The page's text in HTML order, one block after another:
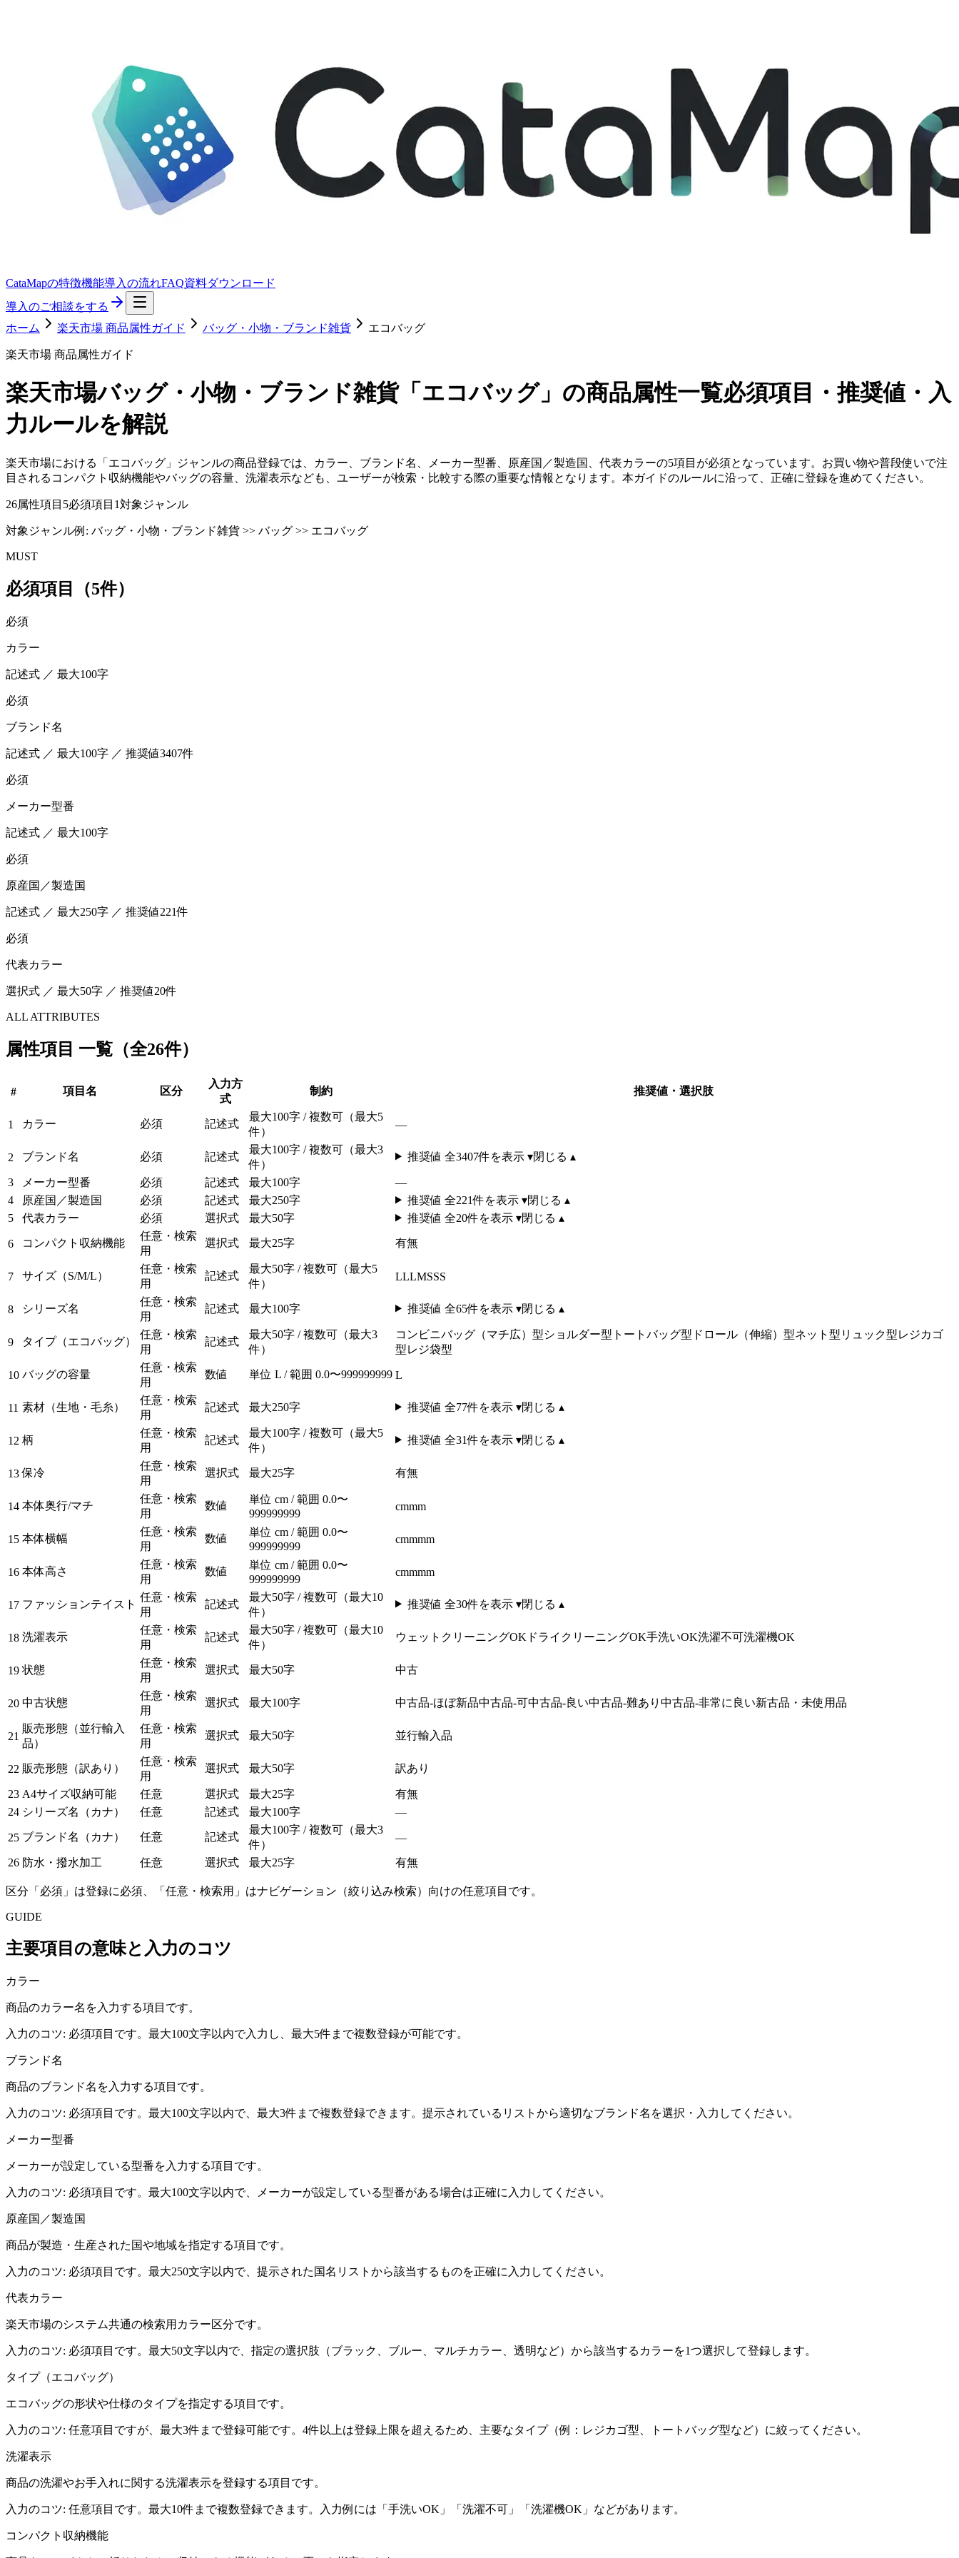
CataMapの特徴機能導入の流れFAQ資料ダウンロード
導入のご相談をする
ホーム
楽天市場 商品属性ガイド バッグ・小物・ブランド雑貨 エコバッグ
楽天市場 商品属性ガイド
楽天市場バッグ・小物・ブランド雑貨「エコバッグ」 の商品属性一覧必須項目・推奨値・入
力ルールを解説
楽天市場における「エコバッグ」ジャンルの商品登録では、カラー、ブランド名、メーカー型番、原産国／製造国、代表カラーの5項目が必須となっています。お買い物や普段使いで注
目されるコンパクト収納機能やバッグの容量、洗濯表示なども、ユーザーが検索・比較する際の重要な情報となります。本ガイドのルールに沿って、正確に登録を進めてください。
26属性項目 5必須項目 1対象ジャンル
対象ジャンル例: バッグ・小物・ブランド雑貨 >> バッグ >> エコバッグ
MUST
必須項目（5件）
必須
カラー
記述式 ／ 最大100字
必須
ブランド名
記述式 ／ 最大100字 ／ 推奨値3407件
必須
メーカー型番
記述式 ／ 最大100字
必須
原産国／製造国
記述式 ／ 最大250字 ／ 推奨値221件
必須
代表カラー
選択式 ／ 最大50字 ／ 推奨値20件
ALL ATTRIBUTES
属性項目 一覧（全26件）
# 項目名 区分
入力方
式
制約 推奨値・選択肢
1 カラー 必須 記述式
最大100字 / 複数可（最大5
件）
—
2 ブランド名 必須 記述式
最大100字 / 複数可（最大3
件）
推奨値 全3407件を表示 ▾閉じる ▴
3 メーカー型番 必須 記述式 最大100字
—
4
原産国／製造国 必須 記述式 最大250字 推奨値 全221件を表示 ▾閉じる ▴
5
代表カラー 必須 選択式 最大50字 推奨値 全20件を表示 ▾閉じる ▴
6 コンパクト収納機能
任意・検索
用
選択式 最大25字 有無
7 サイズ（S/M/L）
任意・検索
用
記述式
最大50字 / 複数可（最大5
件）
LLLMSSS
8 シリーズ名
任意・検索
用
記述式 最大100字 推奨値 全65件を表示 ▾閉じる ▴
9 タイプ（エコバッグ）
任意・検索
用
記述式
最大50字 / 複数可（最大3
件）
コンビニバッグ（マチ広）型ショルダー型 トートバッグ型 ドロール（伸縮）型ネット型 リュック型レジカゴ
型レジ袋型
10 バッグの容量
任意・検索
用
数値 単位 L / 範囲 0.0〜999999999 L
11 素材（生地・毛糸）
任意・検索
用
記述式 最大250字 推奨値 全77件を表示 ▾閉じる ▴
12 柄
任意・検索
用
記述式
最大100字 / 複数可（最大5
件）
推奨値 全31件を表示 ▾閉じる ▴
13 保冷
任意・検索
用
選択式 最大25字 有無
14 本体奥行/マチ
任意・検索
用
数値
単位 cm / 範囲 0.0〜
999999999
cmmm
15 本体横幅
任意・検索
用
数値
単位 cm / 範囲 0.0〜
999999999
cmmmm
16 本体高さ
任意・検索
用
数値
単位 cm / 範囲 0.0〜
999999999
cmmmm
17 ファッションテイスト
任意・検索
用
記述式
最大50字 / 複数可（最大10
件）
推奨値 全30件を表示 ▾閉じる ▴
18 洗濯表示
任意・検索
用
記述式
最大50字 / 複数可（最大10
件）
ウェットクリーニングOK ドライクリーニングOK手洗いOK洗濯不可洗濯機OK
19 状態
任意・検索
用
選択式 最大50字 中古
20 中古状態
任意・検索
用
選択式 最大100字 中古品-ほぼ新品中古品-可中古品-良い中古品-難あり 中古品-非常に良い新古品・未使用品
21
販売形態（並行輸入
品）
任意・検索
用
選択式 最大50字 並行輸入品
22 販売形態（訳あり）
任意・検索
用
選択式 最大50字 訳あり
23 A4サイズ収納可能 任意 選択式 最大25字 有無
24 シリーズ名（カナ） 任意 記述式 最大100字 —
25 ブランド名（カナ） 任意 記述式
最大100字 / 複数可（最大3
件）
—
26 防水・撥水加工 任意 選択式 最大25字 有無
区分「必須」は登録に必須、「任意・検索用」はナビゲーション（絞り込み検索）向けの任意項目です。
GUIDE
主要項目の意味と入力のコツ
カラー
商品のカラー名を入力する項目です。
入力のコツ: 必須項目です。最大100文字以内で入力し、最大5件まで複数登録が可能です。
ブランド名
商品のブランド名を入力する項目です。
入力のコツ: 必須項目です。最大100文字以内で、最大3件まで複数登録できます。提示されているリストから適切なブランド名を選択・入力してください。
メーカー型番
メーカーが設定している型番を入力する項目です。
入力のコツ: 必須項目です。最大100文字以内で、メーカーが設定している型番がある場合は正確に入力してください。
原産国／製造国
商品が製造・生産された国や地域を指定する項目です。
入力のコツ: 必須項目です。最大250文字以内で、提示された国名リストから該当するものを正確に入力してください。
代表カラー
楽天市場のシステム共通の検索用カラー区分です。
入力のコツ: 必須項目です。最大50文字以内で、指定の選択肢（ブラック、ブルー、マルチカラー、透明など）から該当するカラーを1つ選択して登録します。
タイプ（エコバッグ）
エコバッグの形状や仕様のタイプを指定する項目です。
入力のコツ: 任意項目ですが、最大3件まで登録可能です。4件以上は登録上限を超えるため、主要なタイプ（例：レジカゴ型、トートバッグ型など）に絞ってください。
洗濯表示
商品の洗濯やお手入れに関する洗濯表示を登録する項目です。
入力のコツ: 任意項目です。最大10件まで複数登録できます。入力例には「手洗いOK」「洗濯不可」「洗濯機OK」などがあります。
コンパクト収納機能